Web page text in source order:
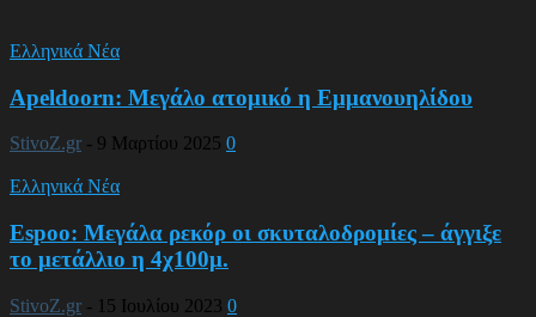
Ελληνικά Νέα
Apeldoorn: Μεγάλο ατομικό η Εμμανουηλίδου
StivoZ.gr - 9 Μαρτίου 2025 0
Ελληνικά Νέα
Espoο: Μεγάλα ρεκόρ οι σκυταλοδρομίες – άγγιξε
το μετάλλιο η 4χ100μ.
StivoZ.gr - 15 Ιουλίου 2023 0